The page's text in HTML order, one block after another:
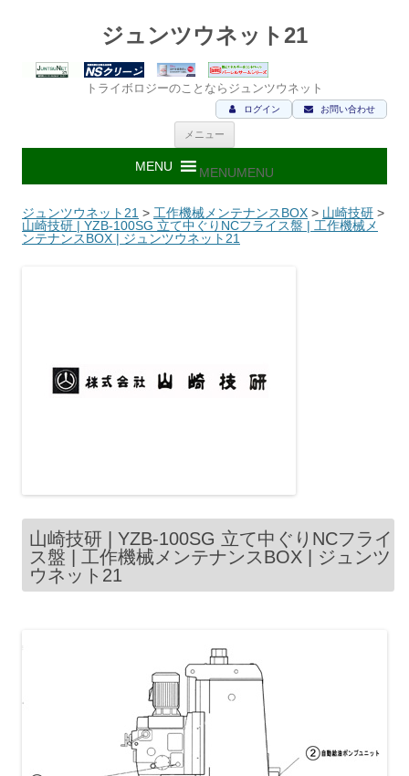
ジュンツウネット21
トライボロジーのことならジュンツウネット
お問い合わせ
ログイン
メニュー
ン
ツ
ス
キ
ッ
プ
MENUMENU
ジュンツウネット21 > 工作機械メンテナンスBOX > 山崎技研 >
山崎技研 | YZB-100SG 立て中ぐりNCフライス盤 | 工作機械メ
ンテナンスBOX | ジュンツウネット21
山崎技研 | YZB-100SG 立て中ぐりNCフライ
ス盤 | 工作機械メンテナンスBOX | ジュンツ
ウネット21